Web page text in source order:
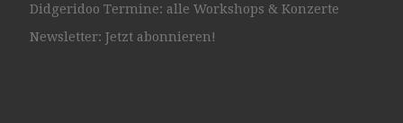
Didgeridoo Termine: alle Workshops & Konzerte
Newsletter: Jetzt abonnieren!